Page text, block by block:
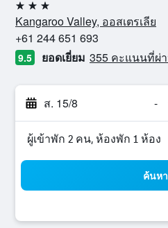
3 ดาว
Kangaroo Valley, ออสเตรเลีย
+61 244 651 693
9.5 ยอดเยี่ยม 355 คะแนนที่ผ่
ส. 15/8 -
ผู้เข้าพัก 2 คน, ห้องพัก 1 ห้อง
ค้นหา